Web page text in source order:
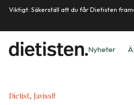
Viktigt: Säkerställ att du får Dietisten
Nyheter
Dietist, Javisst!